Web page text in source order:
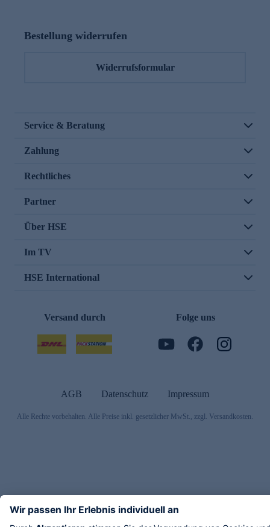
Bestellung widerrufen
Widerrufsformular
Service & Beratung
Zahlung
Rechtliches
Partner
Über HSE
Im TV
HSE International
Versand durch Folge uns
AGB Datenschutz Impressum
Alle Rechte vorbehalten. Alle Preise inkl. gesetzlicher MwSt., zzgl. Versandkosten.